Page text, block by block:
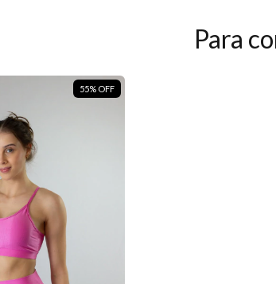
Para
55% OFF